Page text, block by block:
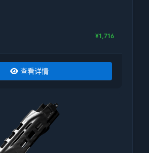
¥1,716
查看详情